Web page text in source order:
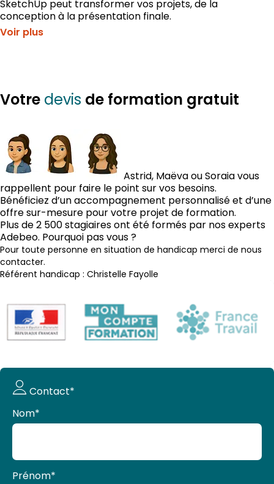
SketchUp peut transformer vos projets, de la
conception à la présentation finale.
Voir plus
Votre devis de formation gratuit
Astrid, Maëva ou Soraia vous
rappellent pour faire le point sur vos besoins.
Bénéficiez d’un accompagnement personnalisé et d’une
offre sur-mesure pour votre projet de formation.
Plus de 2 500 stagiaires ont été formés par nos experts
Adebeo. Pourquoi pas vous ?
Pour toute personne en situation de handicap merci de nous
contacter.
Référent handicap : Christelle Fayolle
Demande
de devis
Contact*
Nom*
Prénom*